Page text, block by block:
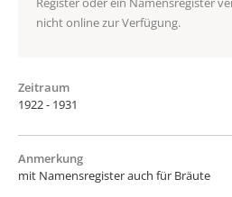
nicht online zur Verfügung.
Zeitraum
1922 - 1931
Anmerkung
mit Namensregister auch für Bräute